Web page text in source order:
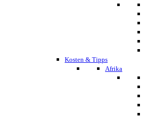
Kosten & Tipps
Afrika